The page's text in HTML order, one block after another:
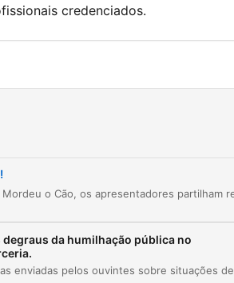
credenciados.
da cera de micro-ondas
menuju ke momen tersebut
rapa o peito
da humilhação pública no